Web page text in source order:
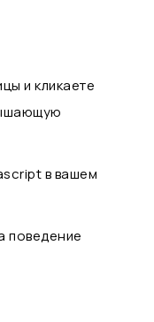
и кликаете
в вашем
поведение